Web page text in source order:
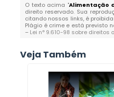
O texto acima "Alimentação
direito reservado. Sua
citando nossos links, é
Plágio é crime e está previsto
– Lei n° 9.610-98 sobre direitos
Veja Também